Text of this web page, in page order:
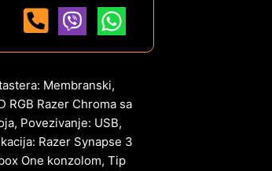
Membranski,
RGB Razer Chroma sa
Povezivanje: USB,
Razer Synapse 3
One konzolom, Tip